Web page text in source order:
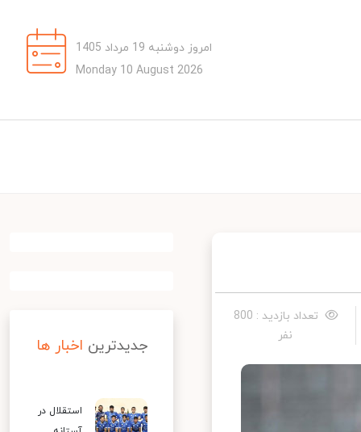
امروز دوشنبه 19 مرداد 1405
Monday 10 August 2026
تعداد بازدید : 800
نفر
جدیدترین اخبار ها
استقلال در